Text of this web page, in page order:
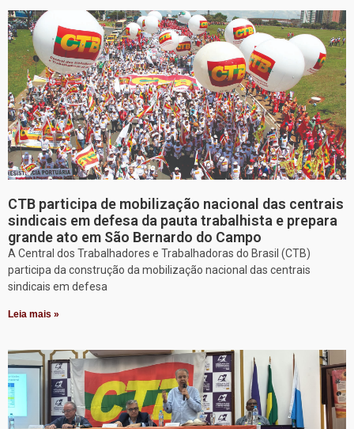
CTB participa de mobilização nacional das centrais
sindicais em defesa da pauta trabalhista e prepara
grande ato em São Bernardo do Campo
A Central dos Trabalhadores e Trabalhadoras do Brasil (CTB)
participa da construção da mobilização nacional das centrais
sindicais em defesa
Leia mais »